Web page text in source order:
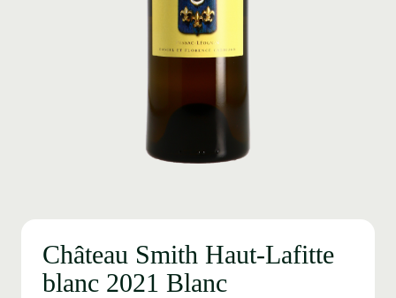
Château Smith Haut-Lafitte
blanc 2021 Blanc